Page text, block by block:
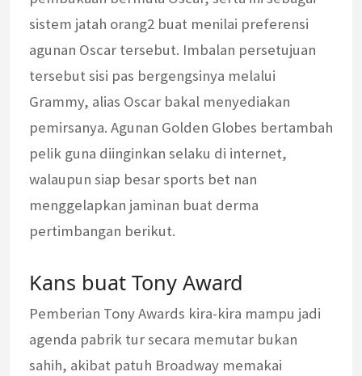
sistem jatah orang2 buat menilai preferensi
agunan Oscar tersebut. Imbalan persetujuan
tersebut sisi pas bergengsinya melalui
Grammy, alias Oscar bakal menyediakan
pemirsanya. Agunan Golden Globes bertambah
pelik guna diinginkan selaku di internet,
walaupun siap besar sports bet nan
menggelapkan jaminan buat derma
pertimbangan berikut.
Kans buat Tony Award
Pemberian Tony Awards kira-kira mampu jadi
agenda pabrik tur secara memutar bukan
sahih, akibat patuh Broadway memakai